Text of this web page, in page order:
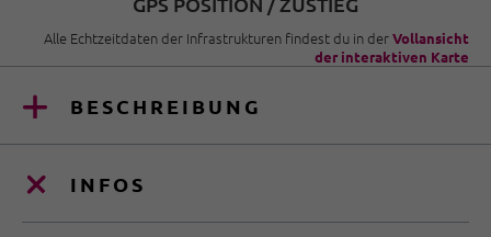
Alle Echtzeitdaten der Infrastrukturen findest du in derVollansicht
der interaktiven Karte
BESCHREIBUNG
INFOS